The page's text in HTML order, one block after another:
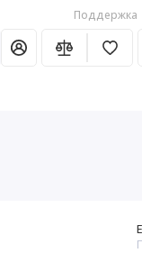
Поддержка